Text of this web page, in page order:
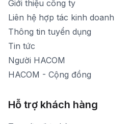
1900 1903 (máy lẻ 160)
[email protected]
Thời gian mở cửa: Từ 8h30-20h hàng ngày
Giới thiệu công ty
Liên hệ hợp tác kinh doanh
Thông tin tuyển dụng
Tin tức
Người HACOM
HACOM - Cộng đồng
Hỗ trợ khách hàng